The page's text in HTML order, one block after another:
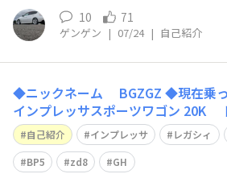
10 71
ゲンゲン | 07/24 | 自己紹介
◆ニックネーム BGZGZ ◆現在乗ってる車種 スバル
インプレッサスポーツワゴン 20K
去に乗っていた車 スバル レガシ
ンプレッサ 1.5I-L トヨタ GR86
スバル レガシィツーリングワゴン 2
自己紹介 インプレッサ レガシィ
BP5
zd8 GH